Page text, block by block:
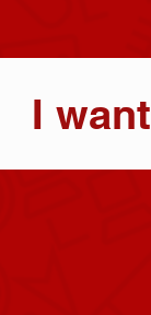
I want